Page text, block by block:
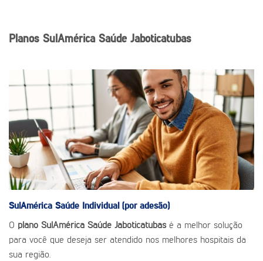
Planos SulAmérica Saúde Jaboticatubas
SulAmérica Saúde Individual (por adesão)
O plano SulAmérica Saúde Jaboticatubasé a melhor solução
para você que deseja ser atendido nos melhores hospitais da
sua região.